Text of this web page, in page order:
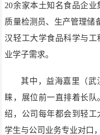
20余家本土知名食品企业
质量检测员、生产管理储
汉轻工大学食品科学与
业学子需求。
其中，益海嘉里（武
睐，展位前一直排着长
绍，公司每年都会到轻
学生与公司业务专业对口